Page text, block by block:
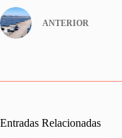
ANTERIOR
Entradas Relacionadas